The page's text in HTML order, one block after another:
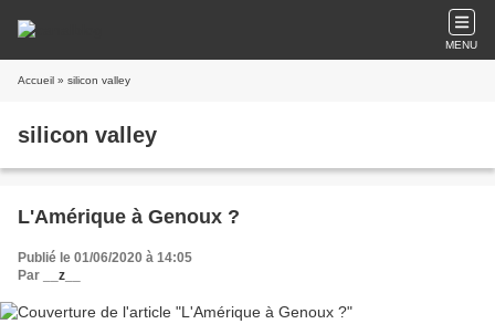
MENU
Accueil » silicon valley
silicon valley
L'Amérique à Genoux ?
Publié le 01/06/2020 à 14:05
Par
__z__